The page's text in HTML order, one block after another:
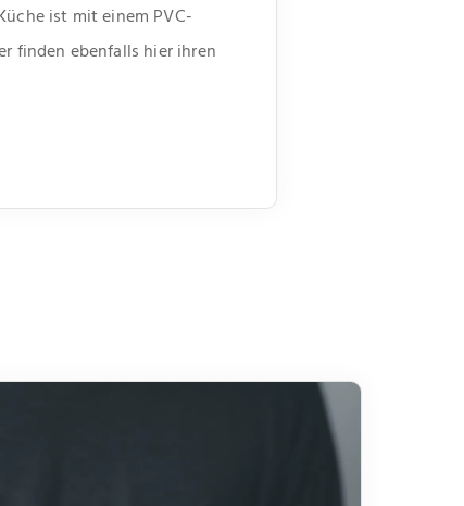
ist mit einem PVC-
finden ebenfalls hier ihren